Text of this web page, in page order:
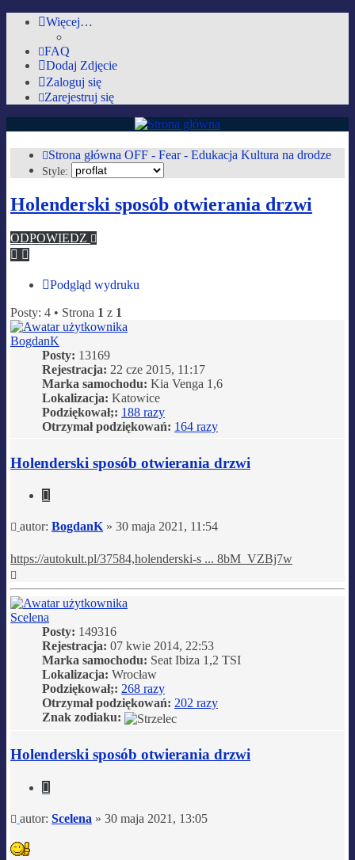
Więcej…
FAQ
Dodaj Zdjęcie
Zaloguj się
Zarejestruj się
AutoMobilki.pl
Przejdź do zawartości
Strona główna OFF - Fear - Edukacja Kultura na drodze
Style:
Holenderski sposób otwierania drzwi
ODPOWIEDZ
Podgląd wydruku
Posty: 4 • Strona 1 z 1
BogdanK
Posty: 13169
Rejestracja: 22 cze 2015, 11:17
Marka samochodu: Kia Venga 1,6
Lokalizacja: Katowice
Podziękował;: 188 razy
Otrzymał podziękowań: 164 razy
Holenderski sposób otwierania drzwi
Cytuj
Post
autor: BogdanK » 30 maja 2021, 11:54
https://autokult.pl/37584,holenderski-s ... 8bM_VZBj7w
górę
Scelena
Posty: 149316
Rejestracja: 07 kwie 2014, 22:53
Marka samochodu: Seat Ibiza 1,2 TSI
Lokalizacja: Wrocław
Podziękował;: 268 razy
Otrzymał podziękowań: 202 razy
Znak zodiaku:
Holenderski sposób otwierania drzwi
Cytuj
Post
autor: Scelena » 30 maja 2021, 13:05